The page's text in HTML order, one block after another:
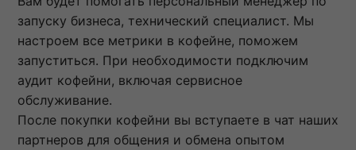
запуску бизнеса, технический специалист. Мы
настроем все метрики в кофейне, поможем
запуститься. При необходимости подключим
аудит кофейни, включая сервисное
обслуживание.
После покупки кофейни вы вступаете в чат наших
партнеров для общения и обмена опытом